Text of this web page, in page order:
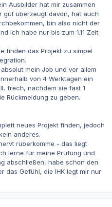
Ausbilder hat mir zusammen
gut überzeugt davon, hat auch
bin also nicht der
ich habe nur bis zum 1.11 Zeit
finden das Projekt zu simpel
mein Job und vor allem
von 4 Werktagen ein
frech, nachdem sie fast 1
Rückmeldung zu geben.
neues Projekt finden, jedoch
anderes.
rüberkomme - das liegt
lerne für meine Prüfung und
abschließen, habe schon den
das Gefühl, die IHK legt mir nur